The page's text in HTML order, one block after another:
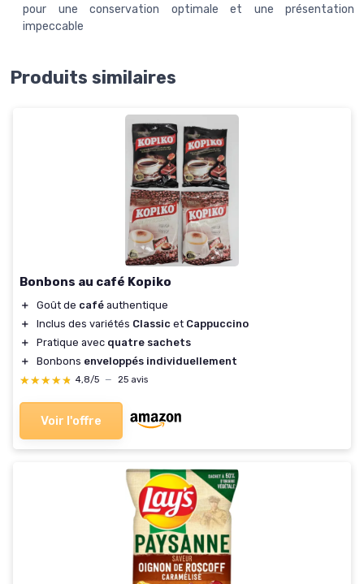
pour une conservation optimale et une présentation
impeccable
Produits similaires
Bonbons au café Kopiko
＋ Goût de café authentique
＋
Inclus des variétés Classic et Cappuccino
＋
Pratique avec quatre sachets
＋
Bonbons enveloppés individuellement
★★★★★
★★★★★ 4,8/5 — 25 avis
Voir l'offre